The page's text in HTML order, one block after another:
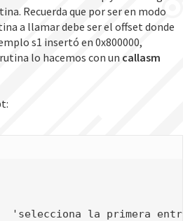
Recuerda que por ser en modo
a llamar debe ser el offset donde
s1 insertó en 0x800000,
lo hacemos con un callasm
'selecciona la primera